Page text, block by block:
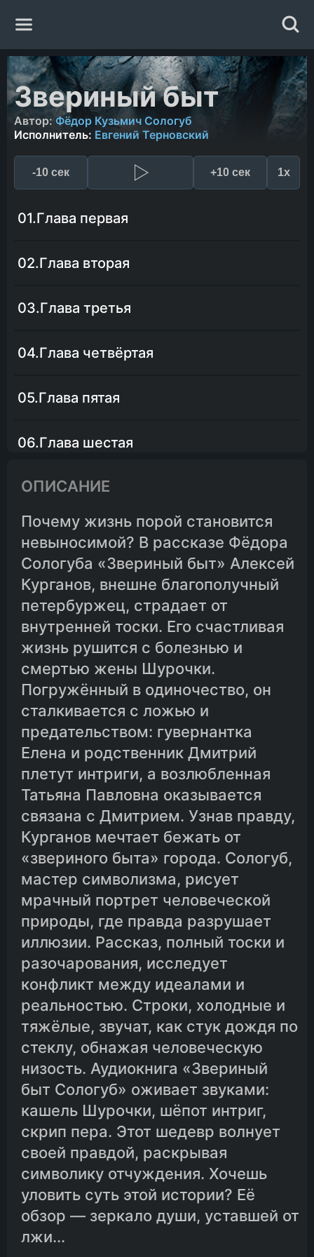
Главная
Жанры
Авторы
Исполнители
Звериный быт
Автор: Фёдор Кузьмич Сологуб
Исполнитель: Евгений Терновский
-10 сек +10 сек 1x
01.Глава первая
02.Глава вторая
03.Глава третья
04.Глава четвёртая
05.Глава пятая
06.Глава шестая
07.Глава седьмая
08.Глава восьмая
09.Глава девятая
10.Глава десятая
11.Глава одиннадцатая
12.Глава двенадцатая
13.Глава тринадцатая
14.Глава четырнадцатая
15.Глава пятнадцатая
16.Глава шестнадцатая
17.Глава семнадцатая
18.Глава восемнадцатая
19.Глава девятнадцатая
20.Глава двадцатая.
21.Глава двадцать первая
22.Глава двадцать вторая
23.Глава двадцать третья
ОПИСАНИЕ
Почему жизнь порой становится
невыносимой? В рассказе Фёдора
Сологуба «Звериный быт» Алексей
Курганов, внешне благополучный
петербуржец, страдает от
внутренней тоски. Его счастливая
жизнь рушится с болезнью и
смертью жены Шурочки.
Погружённый в одиночество, он
сталкивается с ложью и
предательством: гувернантка
Елена и родственник Дмитрий
плетут интриги, а возлюбленная
Татьяна Павловна оказывается
связана с Дмитрием. Узнав правду,
Курганов мечтает бежать от
«звериного быта» города. Сологуб,
мастер символизма, рисует
мрачный портрет человеческой
природы, где правда разрушает
иллюзии. Рассказ, полный тоски и
разочарования, исследует
конфликт между идеалами и
реальностью. Строки, холодные и
тяжёлые, звучат, как стук дождя по
стеклу, обнажая человеческую
низость. Аудиокнига «Звериный
быт Сологуб» оживает звуками:
кашель Шурочки, шёпот интриг,
скрип пера. Этот шедевр волнует
своей правдой, раскрывая
символику отчуждения. Хочешь
уловить суть этой истории? Её
обзор — зеркало души, уставшей от
лжи...